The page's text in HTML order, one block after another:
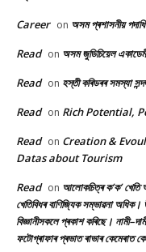
Career on অসম প্ৰশাসনীয়
Read on অসম জুডিচিয়েল
Read on হস্তী কৰিডৰৰ সমস্যা
Read on Rich Potential,
Read on Creation &
Datas about Tourism
Read on আলোকচিত্ৰ ক’ক’ খেতি
খেতিবিধৰ বাণিজ্যিক সম্ভাৱনা
বিজ্ঞানীসকলে প্ৰকাশ কৰিছে।
ফটোগ্ৰাফাৰ প্ৰভাত ৰাভাৰ কেমেৰাত